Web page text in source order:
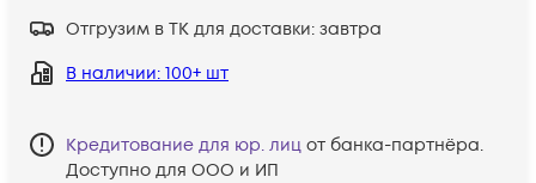
Отгрузим в ТК для доставки: завтра
В наличии: 100+ шт
Кредитование для юр. лиц от банка-партнёра.
Доступно для ООО и ИП